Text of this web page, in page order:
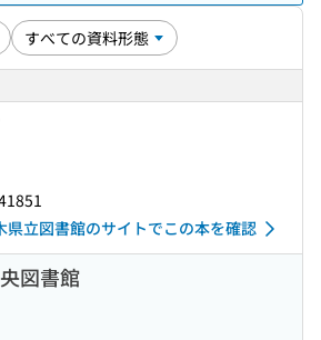
県立図書館のサイトでこの本を確認
図書館